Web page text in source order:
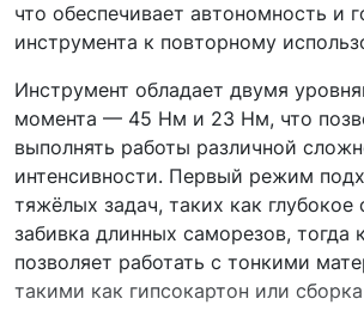
что обеспечивает автономность и
инструмента к повторному
Инструмент обладает двумя
момента — 45 Нм и 23 Нм, что
выполнять работы различной
интенсивности. Первый режим
тяжёлых задач, таких как глубокое
забивка длинных саморезов, тогда
позволяет работать с тонкими
такими как гипсокартон или